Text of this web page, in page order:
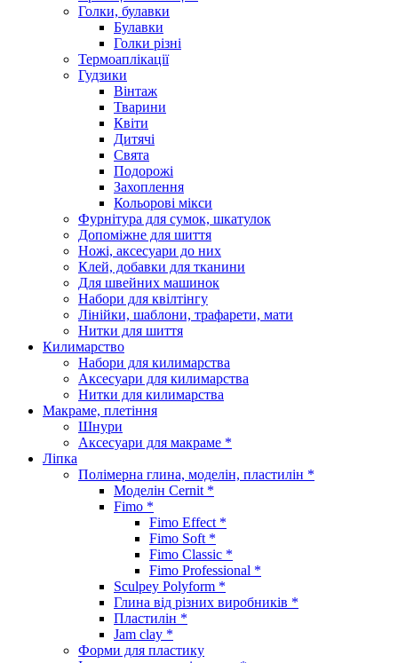
Голки, булавки
Булавки
Голки різні
Термоаплікації
Гудзики
Вінтаж
Тварини
Квіти
Дитячі
Свята
Подорожі
Захоплення
Кольорові мікси
Фурнітура для сумок, шкатулок
Допоміжне для шиття
Ножі, аксесуари до них
Клей, добавки для тканини
Для швейних машинок
Набори для квілтінгу
Лінійки, шаблони, трафарети, мати
Нитки для шиття
Килимарство
Набори для килимарства
Аксесуари для килимарства
Нитки для килимарства
Макраме, плетіння
Шнури
Аксесуари для макраме *
Ліпка
Полімерна глина, моделін, пластилін *
Моделін Cernit *
Fimo *
Fimo Effect *
Fimo Soft *
Fimo Classic *
Fimo Professional *
Sculpey Polyform *
Глина від різних виробників *
Пластилін *
Jam clay *
Форми для пластику